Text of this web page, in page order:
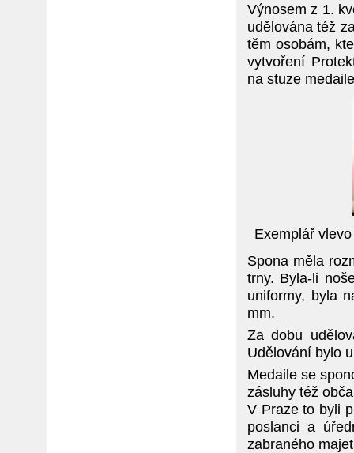
Výnosem z 1.
udělována též
těm osobám,
vytvoření
na stuze
Exemplář
Spona měla
trny. Byla-li
uniformy, byla
mm.
Za dobu
Udělování bylo
Medaile se
zásluhy též
V Praze to byli
poslanci a
zabraného